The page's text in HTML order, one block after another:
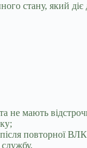
стану, який
не мають
повторної